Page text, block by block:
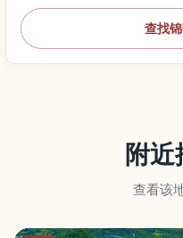
查找
附
查看该